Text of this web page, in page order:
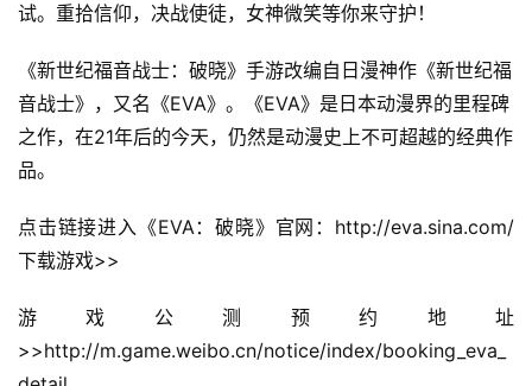
试。重拾信仰，决战使徒，女神微笑等你来守护！
《新世纪福音战士：破晓》手游改编自日漫神作《新世纪福
音战士》，又名《EVA》。《EVA》是日本动漫界的里程碑
之作，在21年后的今天，仍然是动漫史上不可超越的经典作
品。
点击链接进入《EVA：破晓》官网：http://eva.sina.com/
下载游戏>>
游戏公测预约地址
>>http://m.game.weibo.cn/notice/index/booking_eva_